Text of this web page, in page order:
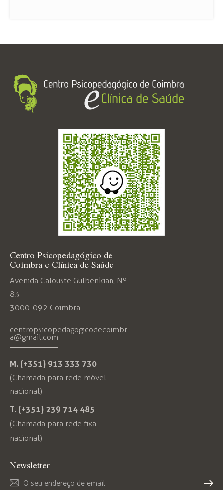
Centro Psicopedagógico de
Coimbra e Clínica de Saúde
Avenida Calouste Gulbenkian, Nº
83
3000-092 Coimbra
centropsicopedagogicodecoimbr
a@gmail.com
M. (+351) 913 333 730
(Chamada para rede móvel
nacional)
T. (+351) 239 714 485
(Chamada para rede fixa
nacional)
Newsletter
Subs